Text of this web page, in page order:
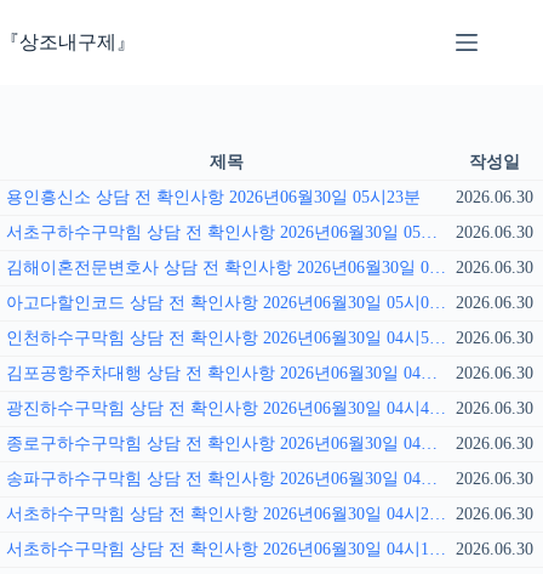
문
기
『상조내구제』
제목
작성일
용인흥신소 상담 전 확인사항 2026년06월30일 05시23분
2026.06.30
서초구하수구막힘 상담 전 확인사항 2026년06월30일 05시18분
2026.06.30
김해이혼전문변호사 상담 전 확인사항 2026년06월30일 05시09분 2026.06.30
아고다할인코드 상담 전 확인사항 2026년06월30일 05시02분 2026.06.30
인천하수구막힘 상담 전 확인사항 2026년06월30일 04시55분 2026.06.30
김포공항주차대행 상담 전 확인사항 2026년06월30일 04시50분
2026.06.30
광진하수구막힘 상담 전 확인사항 2026년06월30일 04시41분 2026.06.30
종로구하수구막힘 상담 전 확인사항 2026년06월30일 04시36분
2026.06.30
송파구하수구막힘 상담 전 확인사항 2026년06월30일 04시27분
2026.06.30
서초하수구막힘 상담 전 확인사항 2026년06월30일 04시22분 2026.06.30
서초하수구막힘 상담 전 확인사항 2026년06월30일 04시13분 2026.06.30